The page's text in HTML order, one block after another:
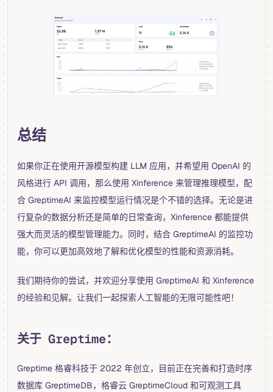
总结
如果你正在使用开源模型构建 LLM 应用，并希望用 OpenAI 的
风格进行 API 调用，那么使用 Xinference 来管理推理模型，配
合 GreptimeAI 来监控模型运行情况是个不错的选择。无论是进
行复杂的数据分析还是简单的日常查询，Xinference 都能提供
强大而灵活的模型管理能力。同时，结合 GreptimeAI 的监控功
能，你可以更加高效地了解和优化模型的性能和资源消耗。
我们期待你的尝试，并欢迎分享使用 GreptimeAI 和 Xinference
的经验和见解。让我们一起探索人工智能的无限可能性吧！
关于 Greptime：
Greptime 格睿科技于 2022 年创立，目前正在完善和打造时序
数据库 GreptimeDB，格睿云 GreptimeCloud 和可观测工具